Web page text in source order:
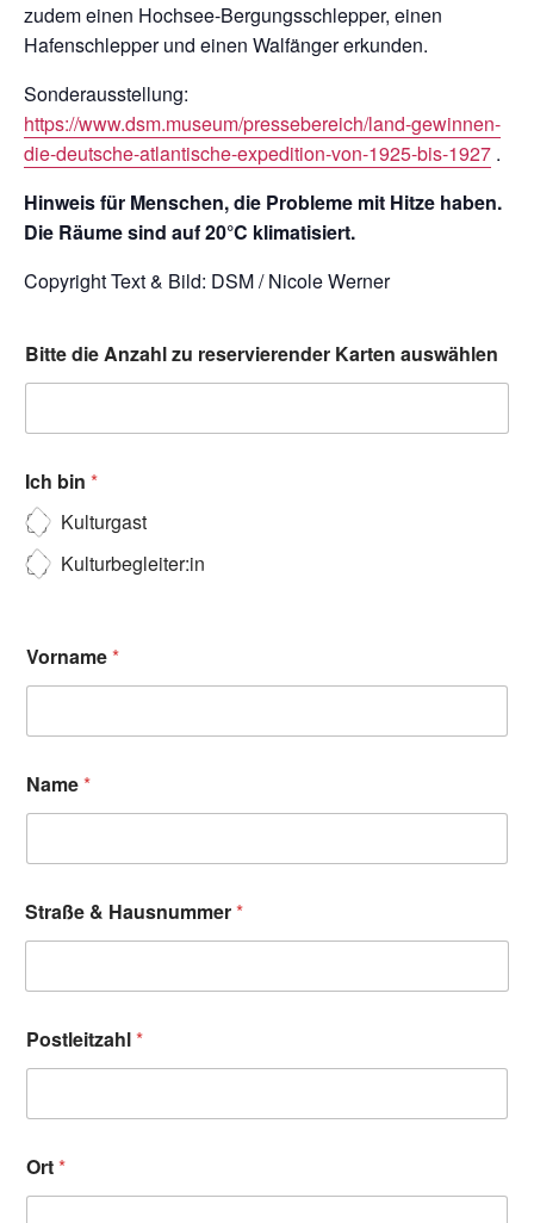
zudem einen Hochsee-Bergungsschlepper, einen
Hafenschlepper und einen Walfänger erkunden.
Sonderausstellung:
https://www.dsm.museum/pressebereich/land-gewinnen-
die-deutsche-atlantische-expedition-von-1925-bis-1927 .
Hinweis für Menschen, die Probleme mit Hitze haben.
Die Räume sind auf 20°C klimatisiert.
Copyright Text & Bild: DSM / Nicole Werner
Bitte die Anzahl zu reservierender Karten auswählen
Ich bin *
Kulturgast
Kulturbegleiter:in
Vorname*
Name*
Straße & Hausnummer*
Postleitzahl*
Ort*